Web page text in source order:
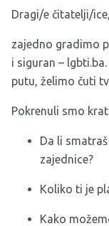
Dragi/e čitatelji/ice,
zajedno gradimo
i siguran –
putu, želimo čuti
Pokrenuli smo
Da li
zajednice?
Koliko ti je
Kako